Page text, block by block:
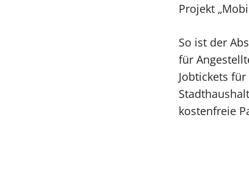
Projekt
So ist der
für
Jobtickets
kostenfreie